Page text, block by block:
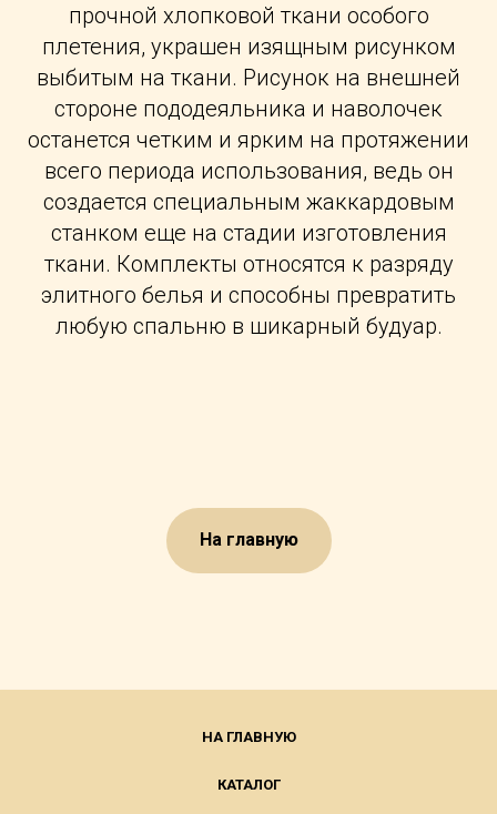
прочной хлопковой ткани особого
плетения, украшен изящным рисунком
выбитым на ткани. Рисунок на внешней
стороне пододеяльника и наволочек
останется четким и ярким на протяжении
всего периода использования, ведь он
создается специальным жаккардовым
станком еще на стадии изготовления
ткани. Комплекты относятся к разряду
элитного белья и способны превратить
любую спальню в шикарный будуар.
На главную
НА ГЛАВНУЮ
КАТАЛОГ